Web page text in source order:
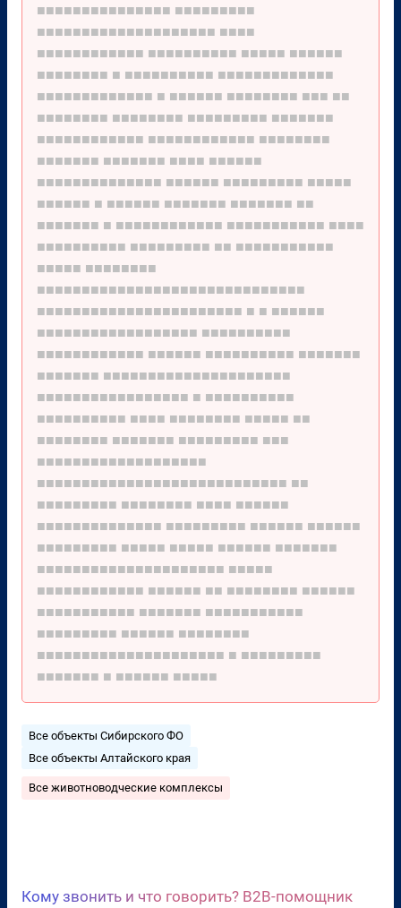
■■■■■■■■■■■■■■■ ■■■■■■■■■
■■■■■■■■■■■■■■■■■■■■ ■■■■
■■■■■■■■■■■■ ■■■■■■■■■■ ■■■■■ ■■■■■■
■■■■■■■■ ■ ■■■■■■■■■■ ■■■■■■■■■■■■■
■■■■■■■■■■■■■ ■ ■■■■■■ ■■■■■■■■ ■■■ ■■
■■■■■■■■ ■■■■■■■■ ■■■■■■■■■ ■■■■■■■
■■■■■■■■■■■■ ■■■■■■■■■■■■ ■■■■■■■■
■■■■■■■ ■■■■■■■ ■■■■ ■■■■■■
■■■■■■■■■■■■■■ ■■■■■■ ■■■■■■■■■ ■■■■■
■■■■■■ ■ ■■■■■■ ■■■■■■■ ■■■■■■■ ■■
■■■■■■■ ■ ■■■■■■■■■■■■ ■■■■■■■■■■■ ■■■■
■■■■■■■■■■ ■■■■■■■■■ ■■ ■■■■■■■■■■■
■■■■■ ■■■■■■■■
■■■■■■■■■■■■■■■■■■■■■■■■■■■■■■
■■■■■■■■■■■■■■■■■■■■■■■ ■ ■ ■■■■■■
■■■■■■■■■■■■■■■■■■ ■■■■■■■■■■
■■■■■■■■■■■■ ■■■■■■ ■■■■■■■■■■ ■■■■■■■
■■■■■■■ ■■■■■■■■■■■■■■■■■■■■■
■■■■■■■■■■■■■■■■■ ■ ■■■■■■■■■■
■■■■■■■■■■ ■■■■ ■■■■■■■■ ■■■■■ ■■
■■■■■■■■ ■■■■■■■ ■■■■■■■■■ ■■■
■■■■■■■■■■■■■■■■■■■
■■■■■■■■■■■■■■■■■■■■■■■■■■■■ ■■
■■■■■■■■■ ■■■■■■■■ ■■■■ ■■■■■■
■■■■■■■■■■■■■■ ■■■■■■■■■ ■■■■■■ ■■■■■■
■■■■■■■■■ ■■■■■ ■■■■■ ■■■■■■ ■■■■■■■
■■■■■■■■■■■■■■■■■■■■■ ■■■■■
■■■■■■■■■■■■ ■■■■■■ ■■ ■■■■■■■■ ■■■■■■
■■■■■■■■■■■ ■■■■■■■ ■■■■■■■■■■■
■■■■■■■■■ ■■■■■■ ■■■■■■■■
■■■■■■■■■■■■■■■■■■■■■ ■ ■■■■■■■■■
■■■■■■■ ■ ■■■■■■ ■■■■■
Все объекты Сибирского ФО
Все объекты Алтайского края
Все животноводческие комплексы
Кому звонить и что говорить? B2B-помощник